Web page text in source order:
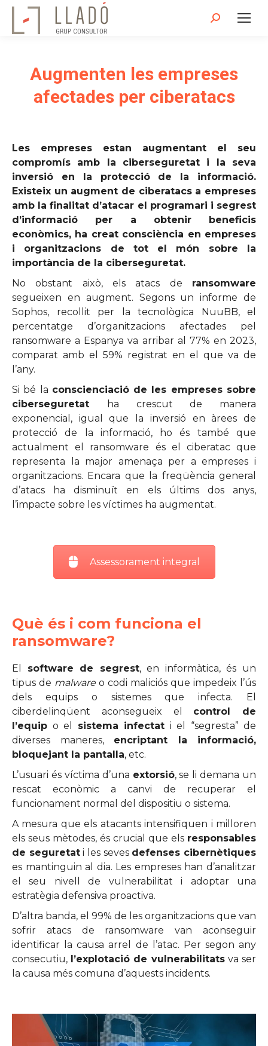
Search:
Augmenten les empreses
afectades per ciberatacs
Les empreses estan augmentant el seu
compromís amb la ciberseguretat i la seva
inversió en la protecció de la informació.
Existeix un augment de ciberatacs a empreses
amb la finalitat d’atacar el programari i segrest
d’informació per a obtenir beneficis
econòmics, ha creat consciència en empreses
i organitzacions de tot el món sobre la
importància de la ciberseguretat.
No obstant això, els atacs de ransomware
segueixen en augment. Segons un informe de
Sophos, recollit per la tecnològica NuuBB, el
percentatge d’organitzacions afectades pel
ransomware a Espanya va arribar al 77% en 2023,
comparat amb el 59% registrat en el que va de
l’any.
Si bé la conscienciació de les empreses sobre
ciberseguretat
ha crescut de manera
exponencial, igual que la inversió en àrees de
protecció de la informació, ho és també que
actualment el ransomware és el ciberatac que
representa la major amenaça per a empreses i
organitzacions. Encara que la freqüència general
d’atacs ha disminuït en els últims dos anys,
l’impacte sobre les víctimes ha augmentat.
Assessorament integral
Què és i com funciona el
ransomware?
El software de segrest, en informàtica, és un
tipus de malwareo codi maliciós que impedeix l’ús
dels equips o sistemes que infecta. El
ciberdelinqüent aconsegueix el control de
l’equip o el sistema infectat i el “segresta” de
diverses maneres, encriptant la informació,
bloquejant la pantalla, etc.
L’usuari és víctima d’una extorsió, se li demana un
rescat econòmic a canvi de recuperar el
funcionament normal del dispositiu o sistema.
A mesura que els atacants intensifiquen i milloren
els seus mètodes, és crucial que els responsables
de seguretati les seves defenses cibernètiques
es mantinguin al dia. Les empreses han d’analitzar
el seu nivell de vulnerabilitat i adoptar una
estratègia defensiva proactiva.
D’altra banda, el 99% de les organitzacions que van
sofrir atacs de ransomware van aconseguir
identificar la causa arrel de l’atac. Per segon any
consecutiu, l’explotació de vulnerabilitatsva ser
la causa més comuna d’aquests incidents.